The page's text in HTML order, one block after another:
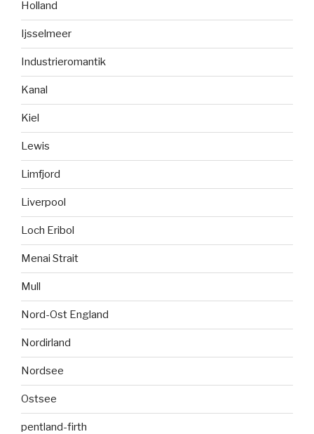
Holland
Ijsselmeer
Industrieromantik
Kanal
Kiel
Lewis
Limfjord
Liverpool
Loch Eribol
Menai Strait
Mull
Nord-Ost England
Nordirland
Nordsee
Ostsee
pentland-firth